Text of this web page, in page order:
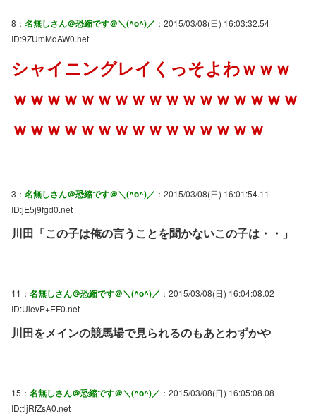
8： 名無しさん＠恐縮です＠＼(^o^)／ ：2015/03/08(日) 16:03:32.54
ID:9ZUmMdAW0.net
シャイニングレイくっそよわｗｗｗ
ｗｗｗｗｗｗｗｗｗｗｗｗｗｗｗｗｗ
ｗｗｗｗｗｗｗｗｗｗｗｗｗｗｗ
3： 名無しさん＠恐縮です＠＼(^o^)／ ：2015/03/08(日) 16:01:54.11
ID:jE5j9fgd0.net
川田「この子は俺の言うことを聞かないこの子は・・」
11： 名無しさん＠恐縮です＠＼(^o^)／ ：2015/03/08(日) 16:04:08.02
ID:UlevP+EF0.net
川田をメインの競馬場で見られるのもあとわずかや
15： 名無しさん＠恐縮です＠＼(^o^)／ ：2015/03/08(日) 16:05:08.08
ID:tljRfZsA0.net